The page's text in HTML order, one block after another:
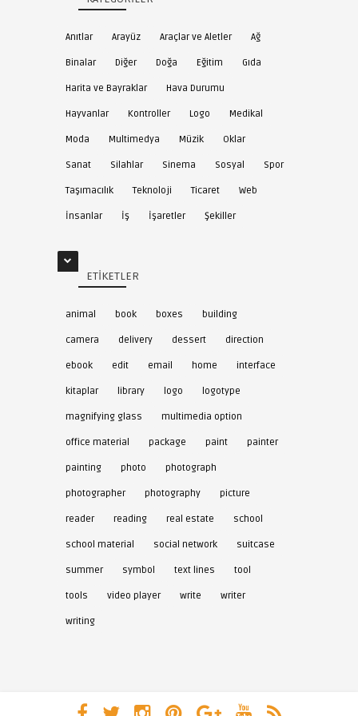
Anıtlar Arayüz Araçlar ve Aletler Ağ
Binalar Diğer Doğa Eğitim Gıda
Harita ve Bayraklar Hava Durumu
Hayvanlar Kontroller Logo Medikal
Moda Multimedya Müzik Oklar
Sanat Silahlar Sinema Sosyal Spor
Taşımacılık Teknoloji Ticaret Web
İnsanlar İş İşaretler Şekiller
ETIKETLER
animal book boxes building
camera delivery dessert direction
ebook edit email home interface
kitaplar library logo logotype
magnifying glass multimedia option
office material package paint painter
painting photo photograph
photographer photography picture
reader reading real estate school
school material social network suitcase
summer symbol text lines tool
tools video player write writer
writing